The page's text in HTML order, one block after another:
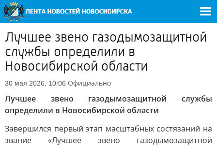
Лучшее звено газодымозащитной
службы определили в
Новосибирской области
30 мая 2026, 10:06 Официально
Лучшее звено газодымозащитной службы
определили в Новосибирской области
Завершился первый этап масштабных состязаний на
звание «Лучшее звено газодымозащитной